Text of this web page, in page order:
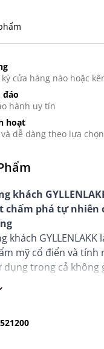
cửa hàng nào hoặc
đáo
hành uy tín
hoạt
dễ dàng theo lựa
khách
chấm phá tự nhiên
khách GYLLENLAKK
mỹ cổ điển và tính
dụng trong cả không
sản phẩm mang
khách hiện đại hay